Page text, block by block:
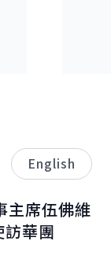
English
主席伍佛維
華團